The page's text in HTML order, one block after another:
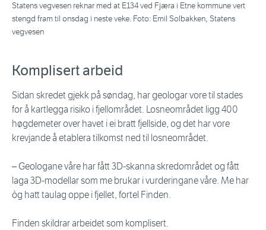
Statens vegvesen reknar med at E134 ved Fjæra i Etne kommune vert
stengd fram til onsdag i neste veke. Foto: Emil Solbakken, Statens
vegvesen
Komplisert arbeid
Sidan skredet gjekk på søndag, har geologar vore til stades
for å kartlegga risiko i fjellområdet. Losneområdet ligg 400
høgdemeter over havet i ei bratt fjellside, og det har vore
krevjande å etablera tilkomst ned til losneområdet.
– Geologane våre har fått 3D-skanna skredområdet og fått
laga 3D-modellar som me brukar i vurderingane våre. Me har
òg hatt taulag oppe i fjellet, fortel Finden.
Finden skildrar arbeidet som komplisert.